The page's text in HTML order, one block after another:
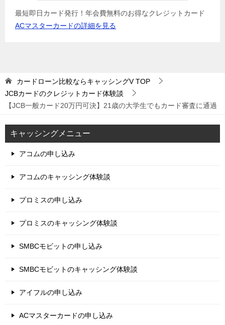
最短即日カード発行！年会費無料のお得なクレジットカード
ACマスターカードの詳細を見る
カードローン比較ならキャッシングVTOP
JCBカードのクレジットカード体験談
【JCB一般カード20万円可決】21歳の大学生でもカード審査に通過
キャッシングメニュー
アコムの申し込み
アコムのキャッシング体験談
プロミスの申し込み
プロミスのキャッシング体験談
SMBCモビットの申し込み
SMBCモビットのキャッシング体験談
アイフルの申し込み
ACマスターカードの申し込み